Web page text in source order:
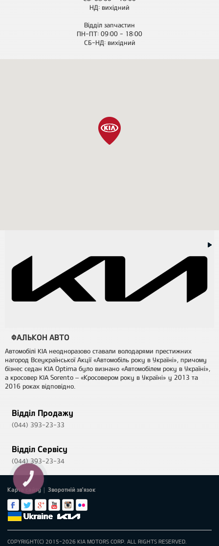
НД: вихідний
Відділ запчастин
ПН-ПТ: 09:00 - 18:00
СБ-НД: вихідний
ФАЛЬКОН АВТО
Автомобілі KIA неодноразово ставали володарями престижних
нагород Всеукраїнської Акції «Автомобіль року в Україні», причому
бізнес седан KIA Optima було визнано «Автомобілем року в Україні»,
а кросовер KIA Sorento – «Кросовером року в Україні» у 2013 та
2016 роках відповідно.
Відділ Продажу
(044) 393-23-33
Відділ Сервісу
(044) 393-23-34
Карта сайту Зворотній зв'язок
COPYRIGHT(C) 2015-2026 KIA MOTORS CORP. ALL RIGHTS RESERVED.
КНОПКА
ЗВ'ЯЗКУ